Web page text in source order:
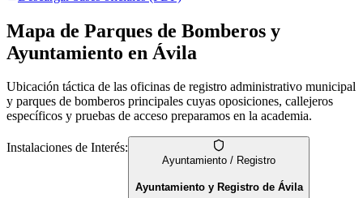
Mapa de Parques de Bomberos y
Ayuntamiento en Ávila
Ubicación táctica de las oficinas de registro administrativo municipal
y parques de bomberos principales cuyas oposiciones, callejeros
específicos y pruebas de acceso preparamos en la academia.
Instalaciones de Interés:
Ayuntamiento / Registro
Ayuntamiento y Registro de Ávila